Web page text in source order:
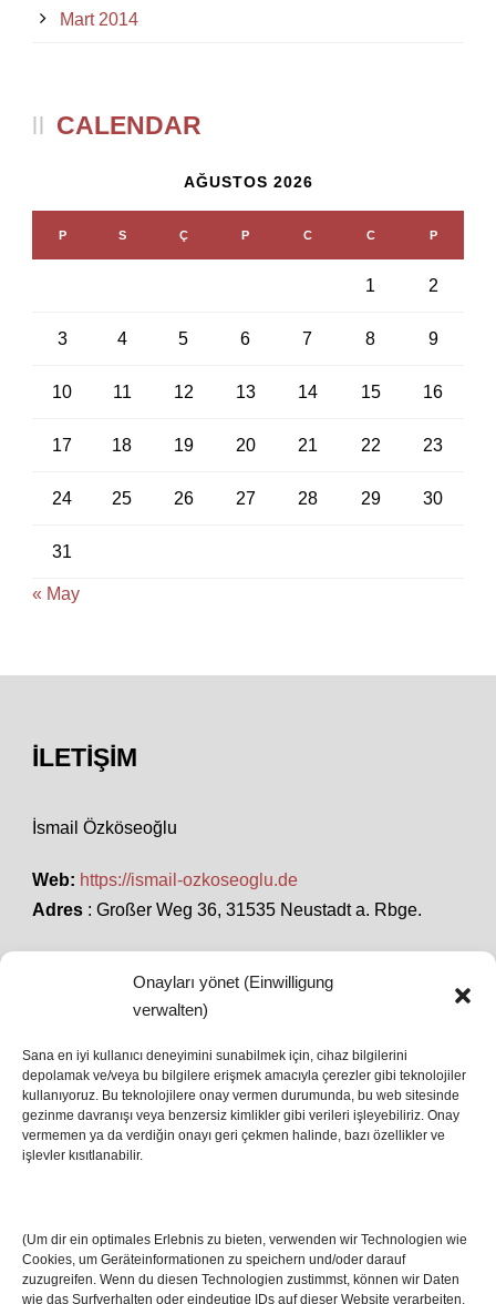
Onayları yönet (Einwilligung
verwalten)
Sana en iyi kullanıcı deneyimini sunabilmek için, cihaz bilgilerini
depolamak ve/veya bu bilgilere erişmek amacıyla çerezler gibi teknolojiler
kullanıyoruz. Bu teknolojilere onay vermen durumunda, bu web sitesinde
gezinme davranışı veya benzersiz kimlikler gibi verileri işleyebiliriz. Onay
vermemen ya da verdiğin onayı geri çekmen halinde, bazı özellikler ve
işlevler kısıtlanabilir.
(Um dir ein optimales Erlebnis zu bieten, verwenden wir Technologien wie
Cookies, um Geräteinformationen zu speichern und/oder darauf
zuzugreifen. Wenn du diesen Technologien zustimmst, können wir Daten
wie das Surfverhalten oder eindeutige IDs auf dieser Website verarbeiten.
Mart 2014
CALENDAR
AĞUSTOS 2026
P S Ç P C C P
1 2
3 4 5 6 7 8 9
10 11 12 13 14 15 16
17 18 19 20 21 22 23
24 25 26 27 28 29 30
31
« May
İLETIŞIM
İsmail Özköseoğlu
Web: https://ismail-ozkoseoglu.de
Adres : Großer Weg 36, 31535 Neustadt a. Rbge.
SON HABERLER
İstanbul’da Avrupa Ligi Finali: Freiburg ve Aston
Villa Boğaz’da Tarih Yazmaya Hazırlanıyor
08 May 2026
17 Nis 2026